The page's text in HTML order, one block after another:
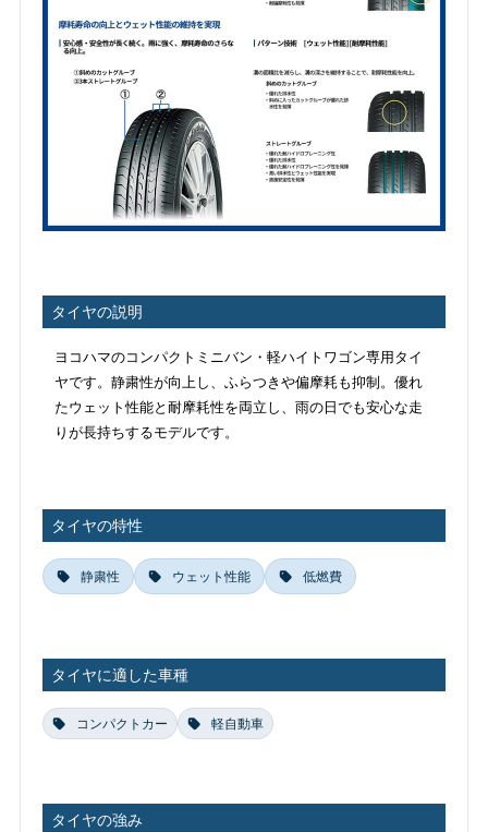
タイヤの説明
ヨコハマのコンパクトミニバン・軽ハイトワゴン専用タイ
ヤです。静粛性が向上し、ふらつきや偏摩耗も抑制。優れ
たウェット性能と耐摩耗性を両立し、雨の日でも安心な走
りが長持ちするモデルです。
タイヤの特性
静粛性 ウェット性能 低燃費
タイヤに適した車種
コンパクトカー 軽自動車
タイヤの強み